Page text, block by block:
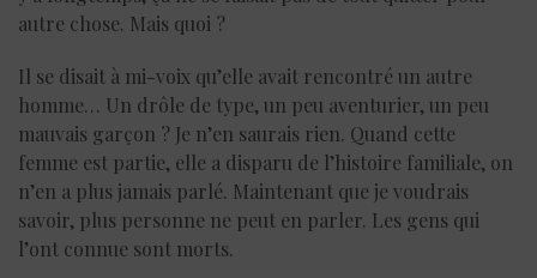
autre chose. Mais quoi ?
Il se disait à mi-voix qu’elle avait rencontré un autre
homme… Un drôle de type, un peu aventurier, un peu
mauvais garçon ? Je n’en saurais rien. Quand cette
femme est partie, elle a disparu de l’histoire familiale, on
n’en a plus jamais parlé. Maintenant que je voudrais
savoir, plus personne ne peut en parler. Les gens qui
l’ont connue sont morts.